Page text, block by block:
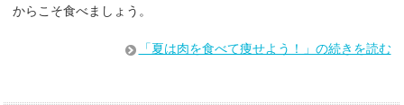
からこそ食べましょう。
「夏は肉を食べて痩せよう！」の続きを読む